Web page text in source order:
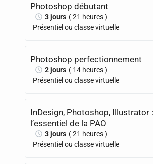
Photoshop débutant
3 jours ( 21 heures )
Présentiel ou classe virtuelle
Photoshop perfectionnement
2 jours ( 14 heures )
Présentiel ou classe virtuelle
InDesign, Photoshop, Illustrator :
l’essentiel de la PAO
3 jours ( 21 heures )
Présentiel ou classe virtuelle